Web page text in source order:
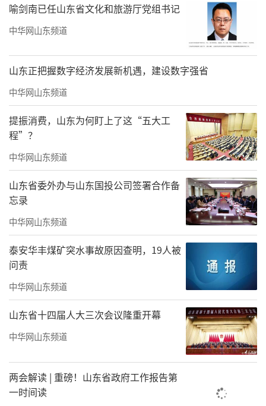
喻剑南已任山东省文化和旅游厅党组书记
中华网山东频道
山东正把握数字经济发展新机遇，建设数字强省
中华网山东频道
提振消费，山东为何盯上了这“五大工
程”？
中华网山东频道
山东省委外办与山东国投公司签署合作备
忘录
中华网山东频道
泰安华丰煤矿突水事故原因查明，19人被
问责
中华网山东频道
山东省十四届人大三次会议隆重开幕
中华网山东频道
两会解读 | 重磅！山东省政府工作报告第
一时间读